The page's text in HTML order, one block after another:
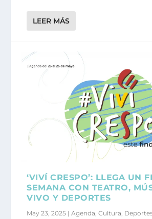
LEER MÁS
‘VIVÍ CRESPO’: LLEGA UN
SEMANA CON TEATRO,
VIVO Y DEPORTES
May 23, 2025 |Agenda,Cultura,